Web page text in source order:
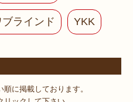
ラインド YKK
に掲載しております。